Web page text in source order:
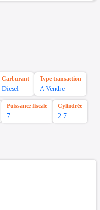
Carburant
Diesel
Type transaction
A Vendre
Puissance fiscale
7
Cylindrée
2.7